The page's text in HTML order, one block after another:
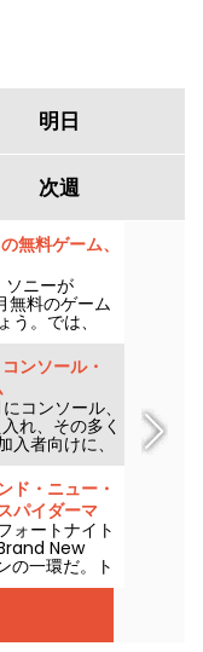
明日
次週
料ゲーム、
ソニーが
無料のゲーム
。では、
でしょうか。
い。
ンソール・
コンソール、
れ、その多く
入者向けに、
ルをご紹介
ド・ニュー・
パイダーマ
ます
ォートナイト
New
の一環だ。ト
ーカーのコス
ーム内で、ハ
年7月31日か